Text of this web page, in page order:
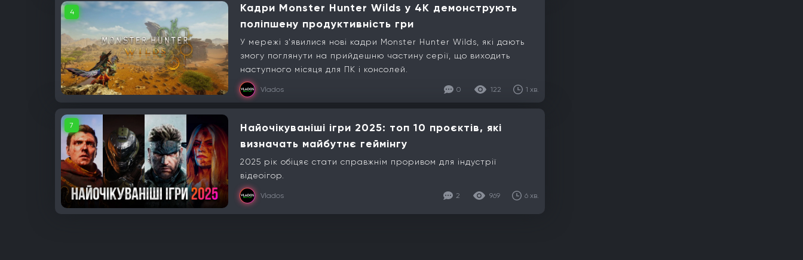
4
Кадри Monster Hunter Wilds у 4K демонструють
поліпшену продуктивність гри
У мережі з'явилися нові кадри Monster Hunter Wilds, які дають
змогу поглянути на прийдешню частину серії, що виходить
наступного місяця для ПК і консолей.
Vlados 0 122 1 хв.
7
Найочікуваніші ігри 2025: топ 10 проєктів, які
визначать майбутнє геймінгу
2025 рік обіцяє стати справжнім проривом для індустрії
відеоігор.
Vlados 2 969 6 хв.